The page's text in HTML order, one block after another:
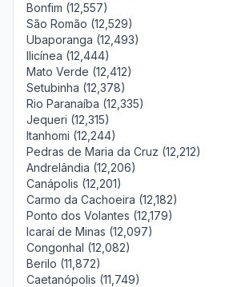
Bonfim (12,557)
São Romão (12,529)
Ubaporanga (12,493)
Ilicínea (12,444)
Mato Verde (12,412)
Setubinha (12,378)
Rio Paranaíba (12,335)
Jequeri (12,315)
Itanhomi (12,244)
Pedras de Maria da Cruz (12,212)
Andrelândia (12,206)
Canápolis (12,201)
Carmo da Cachoeira (12,182)
Ponto dos Volantes (12,179)
Icaraí de Minas (12,097)
Congonhal (12,082)
Berilo (11,872)
Caetanópolis (11,749)